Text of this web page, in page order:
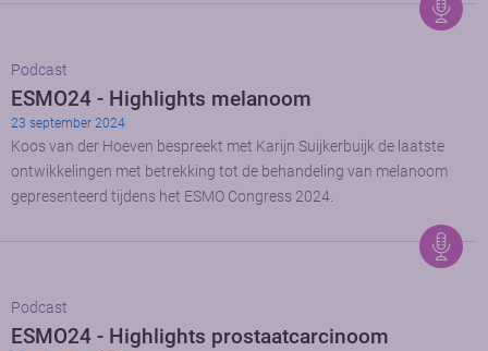
Podcast
ESMO24 - Highlights melanoom
23 september 2024
Koos van der Hoeven bespreekt met Karijn Suijkerbuijk de laatste
ontwikkelingen met betrekking tot de behandeling van melanoom
gepresenteerd tijdens het ESMO Congress 2024.
Podcast
ESMO24 - Highlights prostaatcarcinoom